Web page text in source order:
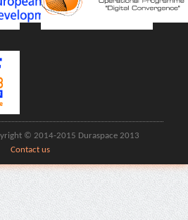
© 2014-2015 Duraspace 2013
Contact us